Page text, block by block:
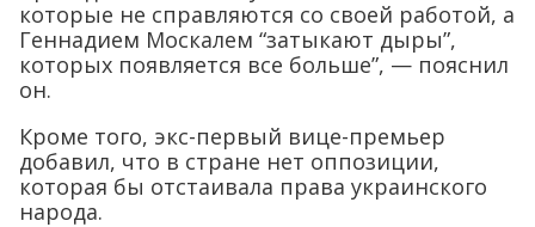
которые не справляются со своей работой, а
Геннадием Москалем “затыкают дыры”,
которых появляется все больше”, — пояснил
он.
Кроме того, экс-первый вице-премьер
добавил, что в стране нет оппозиции,
которая бы отстаивала права украинского
народа.